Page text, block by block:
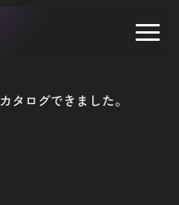
カタログできました。